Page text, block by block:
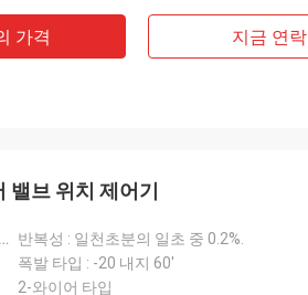
가격 지금 연락
밸브 위치 제어기
싱글 작용 작동기를 위해:
반복성 : 일천초분의 일초 중 0.2%.
폭발 타입 : -20 내지 60'
2-와이어 타입